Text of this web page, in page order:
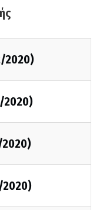
2020)
2020)
2020)
2020)